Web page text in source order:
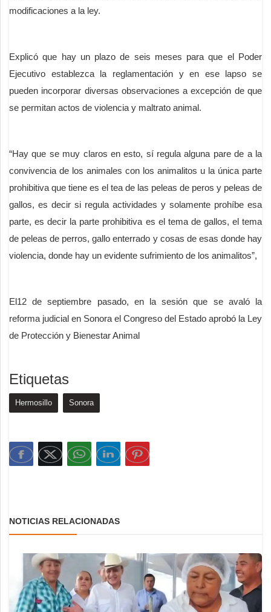
modificaciones a la ley.
Explicó que hay un plazo de seis meses para que el Poder
Ejecutivo establezca la reglamentación y en ese lapso se
pueden incorporar diversas observaciones a excepción de que
se permitan actos de violencia y maltrato animal.
“Hay que se muy claros en esto, sí regula alguna pare de a la
convivencia de los animales con los animalitos u la única parte
prohibitiva que tiene es el tea de las peleas de peros y peleas de
gallos, es decir si regula actividades y solamente prohíbe esa
parte, es decir la parte prohibitiva es el tema de gallos, el tema
de peleas de perros, gallo enterrado y cosas de esas donde hay
violencia, donde hay un evidente sufrimiento de los animalitos”,
El12 de septiembre pasado, en la sesión que se avaló la
reforma judicial en Sonora el Congreso del Estado aprobó la Ley
de Protección y Bienestar Animal
Etiquetas
Hermosillo Sonora
NOTICIAS RELACIONADAS